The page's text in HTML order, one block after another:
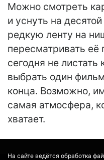
На сайте ведётся обработка
Можно смотреть
и уснуть на
редкую ленту на
пересматривать её
сегодня не листать
выбрать один
конца. Возможно,
самая атмосфера,
хватает.